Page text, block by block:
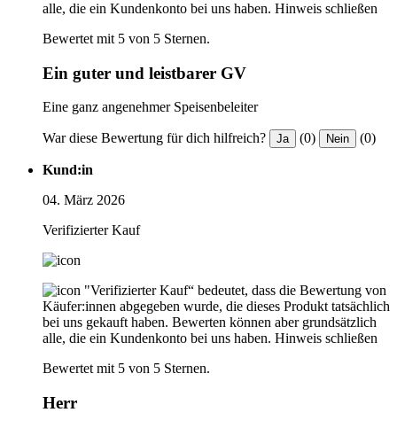
alle, die ein Kundenkonto bei uns haben. Hinweis schließen
Bewertet mit 5 von 5 Sternen.
Ein guter und leistbarer GV
Eine ganz angenehmer Speisenbeleiter
War diese Bewertung für dich hilfreich? Ja (0) Nein (0)
Kund:in
04. März 2026
Verifizierter Kauf
"Verifizierter Kauf“ bedeutet, dass die Bewertung von
Käufer:innen abgegeben wurde, die dieses Produkt tatsächlich
bei uns gekauft haben. Bewerten können aber grundsätzlich
alle, die ein Kundenkonto bei uns haben. Hinweis schließen
Bewertet mit 5 von 5 Sternen.
Herr